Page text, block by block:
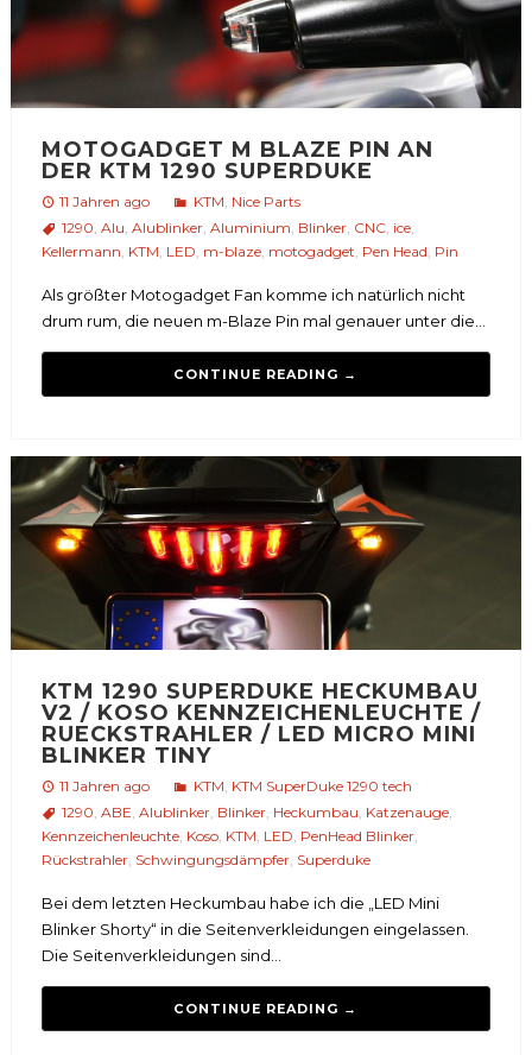
MOTOGADGET M BLAZE PIN AN
DER KTM 1290 SUPERDUKE
11 Jahren ago KTM, Nice Parts
1290, Alu, Alublinker, Aluminium, Blinker, CNC, ice,
Kellermann, KTM, LED, m-blaze, motogadget, Pen Head, Pin
Als größter Motogadget Fan komme ich natürlich nicht
drum rum, die neuen m-Blaze Pin mal genauer unter die...
CONTINUE READING →
KTM 1290 SUPERDUKE HECKUMBAU
V2 / KOSO KENNZEICHENLEUCHTE /
RUECKSTRAHLER / LED MICRO MINI
BLINKER TINY
11 Jahren ago KTM, KTM SuperDuke 1290 tech
1290, ABE, Alublinker, Blinker, Heckumbau, Katzenauge,
Kennzeichenleuchte, Koso, KTM, LED, PenHead Blinker,
Rückstrahler, Schwingungsdämpfer, Superduke
Bei dem letzten Heckumbau habe ich die „LED Mini
Blinker Shorty“ in die Seitenverkleidungen eingelassen.
Die Seitenverkleidungen sind...
CONTINUE READING →